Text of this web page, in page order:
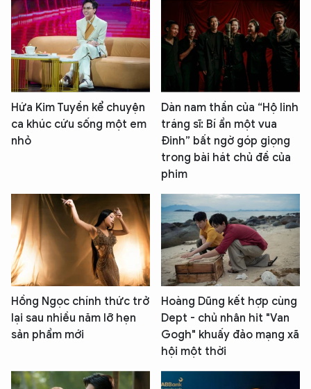
Hứa Kim Tuyền kể chuyện
ca khúc cứu sống một em
nhỏ
Dàn nam thần của “Hộ linh
tráng sĩ: Bí ẩn một vua
Đinh” bất ngờ góp giọng
trong bài hát chủ đề của
phim
Hồng Ngọc chính thức trở
lại sau nhiều năm lỡ hẹn
sản phẩm mới
Hoàng Dũng kết hợp cùng
Dept - chủ nhân hit "Van
Gogh" khuấy đảo mạng xã
hội một thời